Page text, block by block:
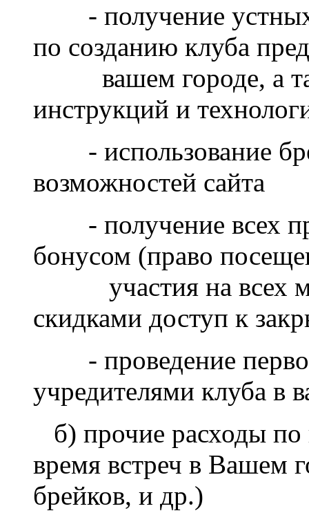
- получение устных
по созданию клуба
вашем городе, а
инструкций и
- использование
возможностей сайта
- получение всех
бонусом (право
участия на всех
скидками доступ к
- проведение
учредителями клуба
б) прочие расходы
время встреч в Вашем
брейков, и др.)